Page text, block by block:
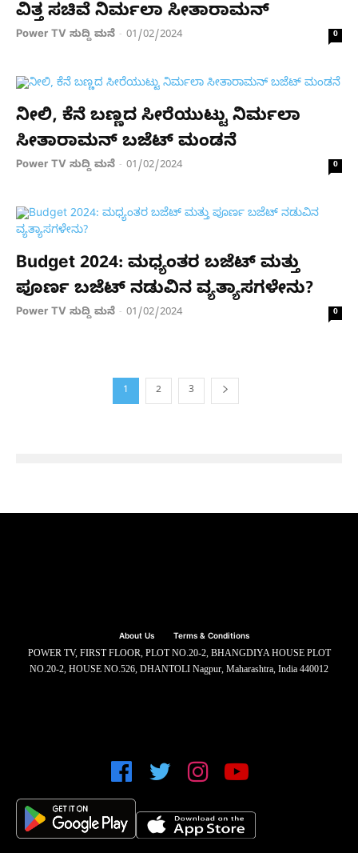
ವಿತ್ತ ಸಚಿವೆ ನಿರ್ಮಲಾ ಸೀತಾರಾಮನ್
Power TV ಸುದ್ದಿ ಮನೆ - 01/02/2024 0
ನೀಲಿ, ಕೆನೆ ಬಣ್ಣದ ಸೀರೆಯುಟ್ಟು ನಿರ್ಮಲಾ
ಸೀತಾರಾಮನ್‌ ಬಜೆಟ್ ಮಂಡನೆ
Power TV ಸುದ್ದಿ ಮನೆ - 01/02/2024 0
Budget 2024: ಮಧ್ಯಂತರ ಬಜೆಟ್ ಮತ್ತು
ಪೂರ್ಣ ಬಜೆಟ್ ನಡುವಿನ ವ್ಯತ್ಯಾಸಗಳೇನು?
Power TV ಸುದ್ದಿ ಮನೆ - 01/02/2024 0
1 2 3
About Us Terms & Conditions
POWER TV, FIRST FLOOR, PLOT NO.20-2, BHANGDIYA HOUSE PLOT
NO.20-2, HOUSE NO.526, DHANTOLI Nagpur, Maharashtra, India 440012